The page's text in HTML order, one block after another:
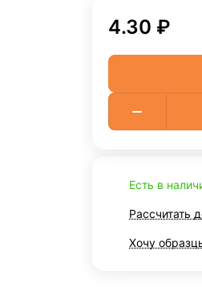
4.30 ₽
Есть в
Рассчитать
Хочу